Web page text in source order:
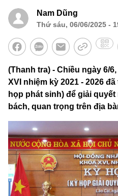
Nam Dũng
Thứ sáu, 06/06/2025 -
(Thanh tra) - Chiều ngày 6/
XVI nhiệm kỳ 2021 - 2026
họp phát sinh) để giải
bách, quan trọng trên địa